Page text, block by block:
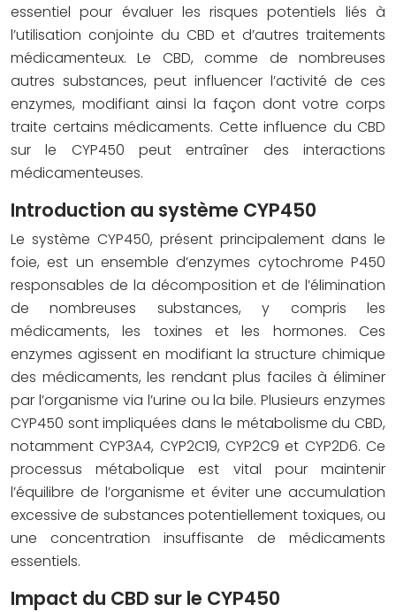
essentiel pour évaluer les risques potentiels liés à
l’utilisation conjointe du CBD et d’autres traitements
médicamenteux. Le CBD, comme de nombreuses
autres substances, peut influencer l’activité de ces
enzymes, modifiant ainsi la façon dont votre corps
traite certains médicaments. Cette influence du CBD
sur le CYP450 peut entraîner des interactions
médicamenteuses.
Introduction au système CYP450
Le système CYP450, présent principalement dans le
foie, est un ensemble d’enzymes cytochrome P450
responsables de la décomposition et de l’élimination
de nombreuses substances, y compris les
médicaments, les toxines et les hormones. Ces
enzymes agissent en modifiant la structure chimique
des médicaments, les rendant plus faciles à éliminer
par l’organisme via l’urine ou la bile. Plusieurs enzymes
CYP450 sont impliquées dans le métabolisme du CBD,
notamment CYP3A4, CYP2C19, CYP2C9 et CYP2D6. Ce
processus métabolique est vital pour maintenir
l’équilibre de l’organisme et éviter une accumulation
excessive de substances potentiellement toxiques, ou
une concentration insuffisante de médicaments
essentiels.
Impact du CBD sur le CYP450